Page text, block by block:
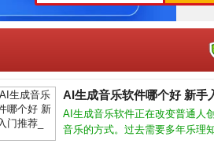
AI生成音乐软件哪个好 新手
AI生成音乐软件正在改变普通人
音乐的方式。过去需要多年乐理